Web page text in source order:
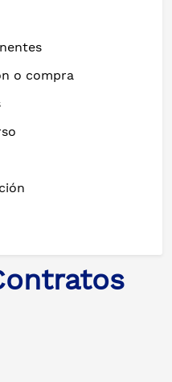
o compra